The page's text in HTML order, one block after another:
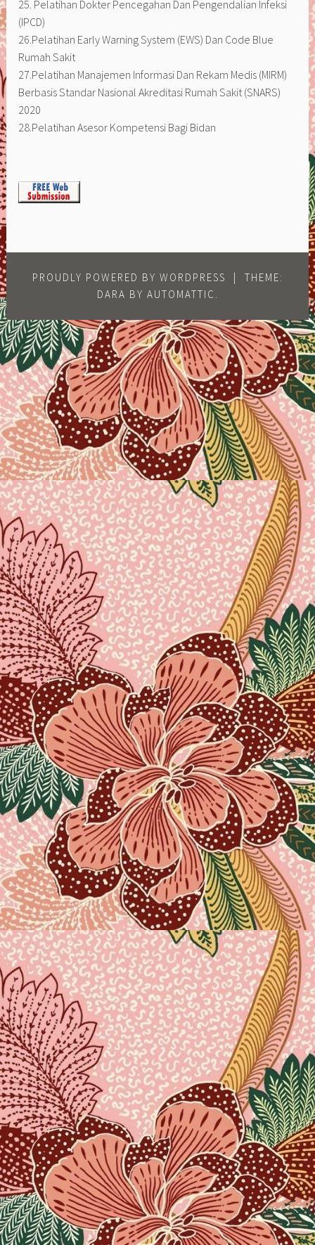
25. Pelatihan Dokter Pencegahan Dan Pengendalian Infeksi
(IPCD)
26.Pelatihan Early Warning System (EWS) Dan Code Blue
Rumah Sakit
27.Pelatihan Manajemen Informasi Dan Rekam Medis (MIRM)
Berbasis Standar Nasional Akreditasi Rumah Sakit (SNARS)
2020
28.Pelatihan Asesor Kompetensi Bagi Bidan
PROUDLY POWERED BY WORDPRESS
THEME:
DARA BY AUTOMATTIC .